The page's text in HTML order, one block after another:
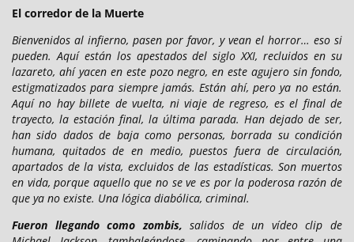
El corredor de la Muerte
Bienvenidos al infierno, pasen por favor, y vean el horror… eso si
pueden. Aquí están los apestados del siglo XXI, recluidos en su
lazareto, ahí yacen en este pozo negro, en este agujero sin fondo,
estigmatizados para siempre jamás. Están ahí, pero ya no están.
Aquí no hay billete de vuelta, ni viaje de regreso, es el final de
trayecto, la estación final, la última parada. Han dejado de ser,
han sido dados de baja como personas, borrada su condición
humana, quitados de en medio, puestos fuera de circulación,
apartados de la vista, excluidos de las estadísticas. Son muertos
en vida, porque aquello que no se ve es por la poderosa razón de
que ya no existe. Una lógica diabólica, criminal.
Fueron llegando como zombis, salidos de un vídeo clip de